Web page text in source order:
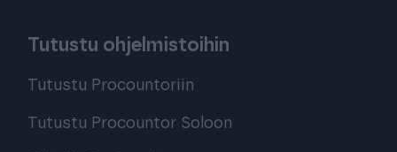
Tutustu ohjelmistoihin
Tutustu Procountoriin
Tutustu Procountor Soloon